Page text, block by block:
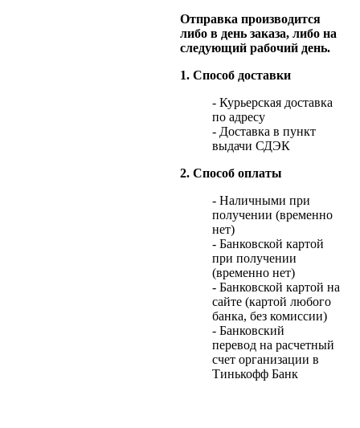
Отправка производится
либо в день заказа, либо на
следующий рабочий день.
1. Способ доставки
- Курьерская доставка
по адресу
- Доставка в пункт
выдачи СДЭК
2. Способ оплаты
- Наличными при
получении (временно
нет)
- Банковской картой
при получении
(временно нет)
- Банковской картой на
сайте (картой любого
банка, без комиссии)
- Банковский
перевод на расчетный
счет организации в
Тинькофф Банк